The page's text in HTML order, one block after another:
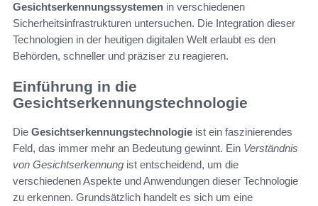
Gesichtserkennungssystemen in verschiedenen
Sicherheitsinfrastrukturen untersuchen. Die Integration dieser
Technologien in der heutigen digitalen Welt erlaubt es den
Behörden, schneller und präziser zu reagieren.
Einführung in die
Gesichtserkennungstechnologie
Die Gesichtserkennungstechnologie ist ein faszinierendes
Feld, das immer mehr an Bedeutung gewinnt. Ein Verständnis
von Gesichtserkennung ist entscheidend, um die
verschiedenen Aspekte und Anwendungen dieser Technologie
zu erkennen. Grundsätzlich handelt es sich um eine